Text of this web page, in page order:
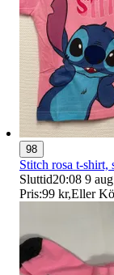
98
Stitch rosa t-shirt,
Sluttid20:08 9
Pris:99 kr,Eller